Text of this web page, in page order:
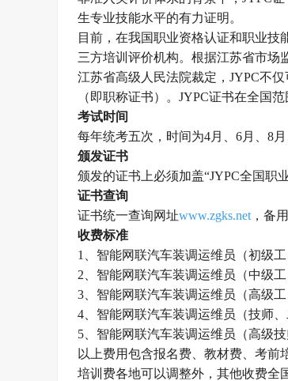
生专业技能水平的有力证明。
目前，在我国职业资格认证和职业技
三方培训评价机构。根据江苏省市场
江苏省高级人民法院裁定， JYPC不
（即职称证书）。JYPC证书在全国范
考试时间
每年统考五次，时间为4月、6月、8月
颁发证书
颁发的证书上必须加盖“JYPC全国职
证书查询
证书统一查询网址www.zgks.net ， 备
收费标准
1、 智能网联汽车装调运维员（初级工
2、 智能网联汽车装调运维员（中级工
3、 智能网联汽车装调运维员（高级工
4、智能网联汽车装调运维员（技师
5、智能网联汽车装调运维员（高级
以上费用包含报名费、教材费、考
培训费各地可以调整外，其他收费全